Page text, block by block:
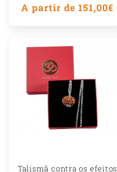
Preço
A partir de 151,00€
Talismã contra os efeitos